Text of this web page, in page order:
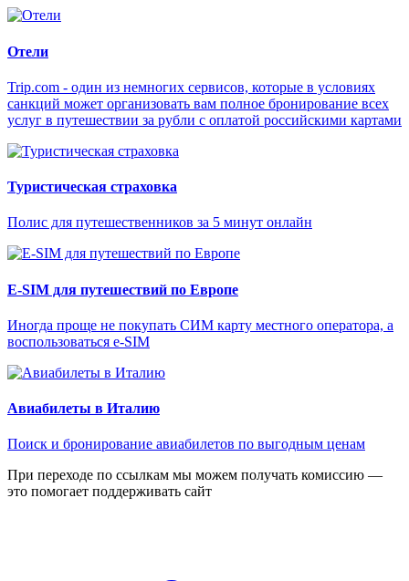
Отели
Trip.com - один из немногих сервисов, которые в условиях
санкций может организовать вам полное бронирование всех
услуг в путешествии за рубли с оплатой российскими картами
Туристическая страховка
Полис для путешественников за 5 минут онлайн
E-SIM для путешествий по Европе
Иногда проще не покупать СИМ карту местного оператора, а
воспользоваться e-SIM
Авиабилеты в Италию
Поиск и бронирование авиабилетов по выгодным ценам
При переходе по ссылкам мы можем получать комиссию —
это помогает поддерживать сайт